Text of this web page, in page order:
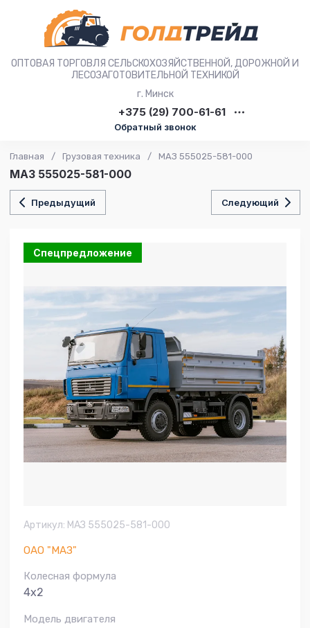
ОПТОВАЯ ТОРГОВЛЯ СЕЛЬСКОХОЗЯЙСТВЕННОЙ, ДОРОЖНОЙ И
ЛЕСОЗАГОТОВИТЕЛЬНОЙ ТЕХНИКОЙ
г. Минск
+375 (29) 700-61-61
Обратный звонок
Главная / Грузовая техника / МАЗ 555025-581-000
МАЗ 555025-581-000
Предыдущий Следующий
Спецпредложение
Артикул: МАЗ 555025-581-000
ОАО "МАЗ"
Колесная формула
4х2
Модель двигателя